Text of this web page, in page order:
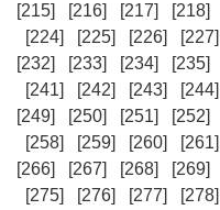
[215]
[216] [217] [218]
[224]
[225] [226] [227]
[232]
[233] [234] [235]
[241]
[242] [243] [244]
[249]
[250] [251] [252]
[258]
[259] [260] [261]
[266]
[267] [268] [269]
[275]
[276] [277] [278]